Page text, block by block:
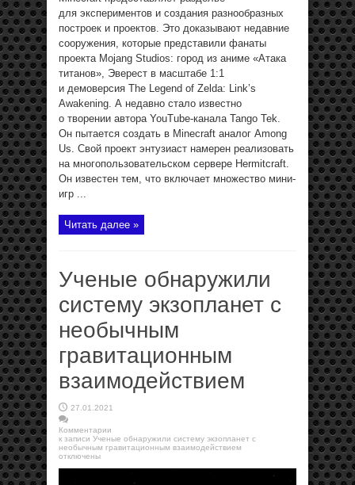
для экспериментов и создания разнообразных
построек и проектов. Это доказывают недавние
сооружения, которые представили фанаты
проекта Mojang Studios: город из аниме «Атака
титанов», Эверест в масштабе 1:1
и демоверсия The Legend of Zelda: Link’s
Awakening. А недавно стало известно
о творении автора YouTube-канала Tango Tek.
Он пытается создать в Minecraft аналог Among
Us. Свой проект энтузиаст намерен реализовать
на многопользовательском сервере Hermitcraft.
Он известен тем, что включает множество мини-
игр ...
Читать далее »
Ученые обнаружили
систему экзопланет с
необычным
гравитационным
взаимодействием
27.01.2021
Комментарии
к записи Ученые обнаружили систему экзопланет с
необычным гравитационным взаимодействием
отключены